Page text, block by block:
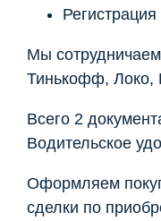
Мы
Тинькофф, Локо,
Всего 2
Водительское
Оформляем
сделки по